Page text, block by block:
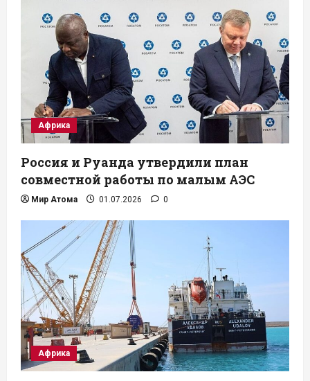
Африка
Россия и Руанда утвердили план
совместной работы по малым АЭС
Мир Атома 01.07.2026 0
Африка